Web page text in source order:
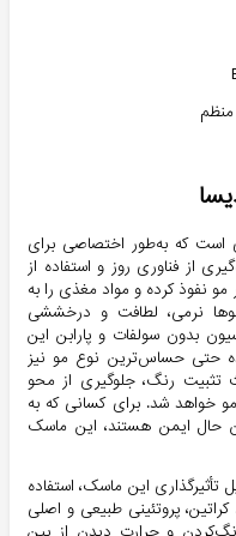
که به‌طور اختصاصی برای
از فناوری روز و استفاده از
مو نفوذ کرده و مواد مغذی را به
نرمی، لطافت و درخششی
بدون سولفات و پارابن این
حتی حساس‌ترین نوع مو نیز
تثبیت رنگ، جلوگیری از محو
خواهد شد. برای کسانی که به
حال ایمن هستند، این ماسک
تأثیرگذاری این ماسک، استفاده
پروتئینی طبیعی و اصلی